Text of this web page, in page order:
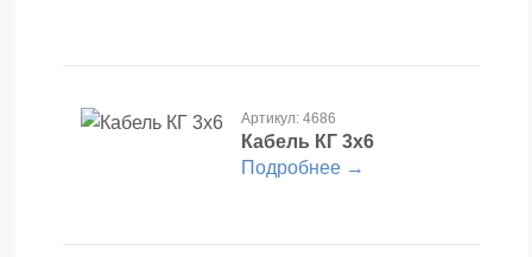
Артикул: 4686
Кабель КГ 3х6
Подробнее →